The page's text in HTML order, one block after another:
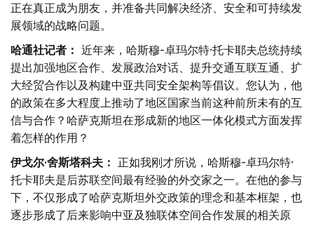
正在真正成为朋友，并准备共同解决经济、安全和可持续发
展领域的战略问题。
哈通社记者： 近年来，哈斯穆-卓玛尔特·托卡耶夫总统持续
提出加强地区合作、发展政治对话、提升交通互联互通、扩
大经贸合作以及构建中亚共同安全架构等倡议。您认为，他
的政策在多大程度上推动了地区国家当前这种前所未有的互
信与合作？哈萨克斯坦在形成新的地区一体化模式方面发挥
着怎样的作用？
伊戈尔·舍斯塔科夫： 正如我刚才所说，哈斯穆-卓玛尔特·
托卡耶夫是后苏联空间最有经验的外交家之一。在他的参与
下，不仅形成了哈萨克斯坦外交政策的理念和基本框架，也
逐步形成了后来影响中亚及独联体空间合作发展的相关原